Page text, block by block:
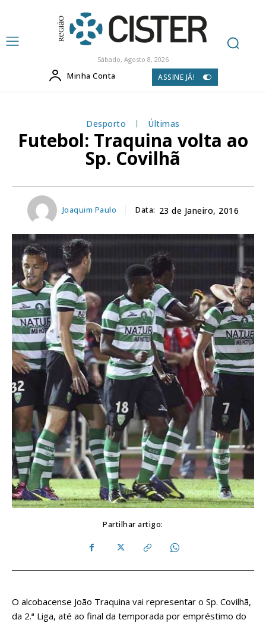
Sábado, Agosto 8, 2026
Minha Conta ASSINE JÁ!
Desporto Últimas
Futebol: Traquina volta ao
Sp. Covilhã
Joaquim Paulo Data: 23 de Janeiro, 2016
Partilhar artigo:
O alcobacense João Traquina vai representar o Sp. Covilhã,
da 2.ª Liga, até ao final da temporada por empréstimo do